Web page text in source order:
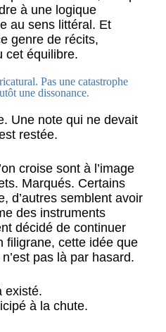
à une logique
au sens littéral. Et
genre de récits,
cet équilibre.
Pas une catastrophe
une dissonance.
Une note qui ne devait
restée.
croise sont à l’image
Marqués. Certains
d’autres semblent avoir
des instruments
décidé de continuer
filigrane, cette idée que
pas là par hasard.
existé.
à la chute.